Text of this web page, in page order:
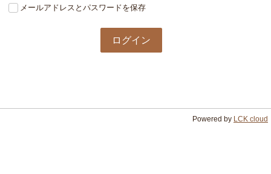
メールアドレスとパスワードを保存
Powered by LCK cloud